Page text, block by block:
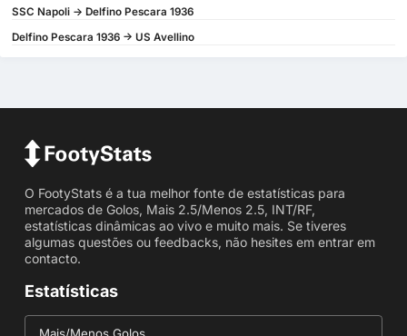
SSC Napoli -> Delfino Pescara 1936
Delfino Pescara 1936 -> US Avellino
O FootyStats é a tua melhor fonte de estatísticas para
mercados de Golos, Mais 2.5/Menos 2.5, INT/RF,
estatísticas dinâmicas ao vivo e muito mais. Se tiveres
algumas questões ou feedbacks, não hesites em entrar em
contacto.
Estatísticas